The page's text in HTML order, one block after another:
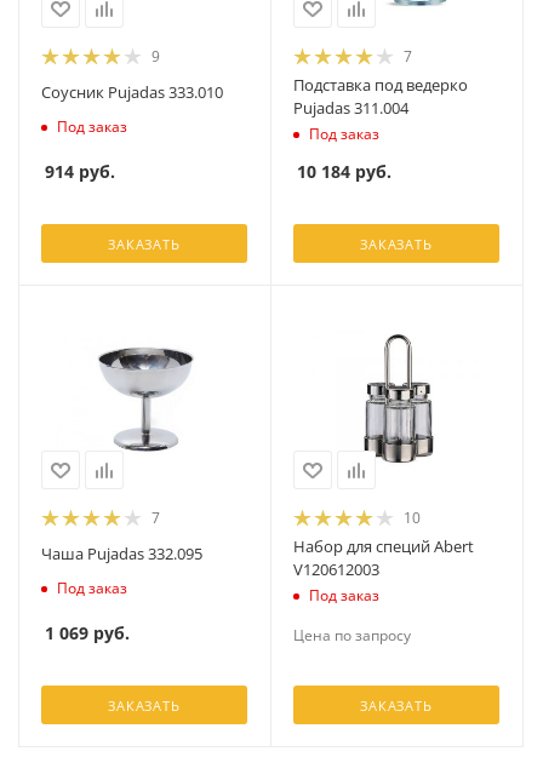
9
Соусник Pujadas 333.010
Под заказ
914 руб.
ЗАКАЗАТЬ
7
Подставка под ведерко
Pujadas 311.004
Под заказ
10 184 руб.
ЗАКАЗАТЬ
7
Чаша Pujadas 332.095
Под заказ
1 069 руб.
ЗАКАЗАТЬ
10
Набор для специй Abert
V120612003
Под заказ
Цена по запросу
ЗАКАЗАТЬ